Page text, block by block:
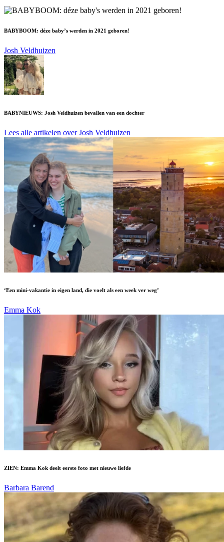
BABYBOOM: déze baby’s werden in 2021 geboren!
Josh Veldhuizen
BABYNIEUWS: Josh Veldhuizen bevallen van een dochter
Lees alle artikelen over Josh Veldhuizen
‘Een mini-vakantie in eigen land, die voelt als een week ver weg’
Emma Kok
ZIEN: Emma Kok deelt eerste foto met nieuwe liefde
Barbara Barend